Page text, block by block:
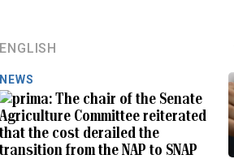
ENGLISH
NEWS
The chair of the Senate
Agriculture Committee reiterated
that the cost derailed the
transition from the NAP to SNAP